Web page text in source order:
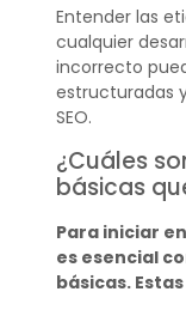
Entender las
cualquier
incorrecto
estructuradas
SEO.
¿Cuáles
básicas
Para iniciar
es esencial
básicas.